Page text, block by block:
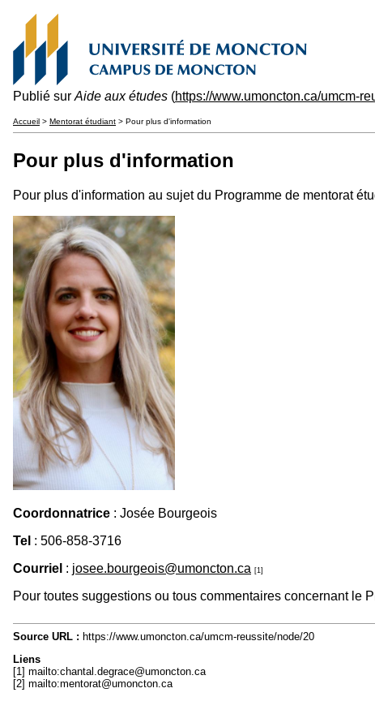
Publié sur Aide aux études (https://www.umoncton.ca/umcm-
Accueil > Mentorat étudiant > Pour plus d'information
Pour plus d'information
Pour plus d'information au sujet du Programme de mentorat
Coordonnatrice : Josée Bourgeois
Tel : 506-858-3716
Courriel : josee.bourgeois@umoncton.ca [1]
Pour toutes suggestions ou tous commentaires concernant le
Source URL : https://www.umoncton.ca/umcm-reussite/node/20
Liens
[1] mailto:chantal.degrace@umoncton.ca
[2] mailto:mentorat@umoncton.ca